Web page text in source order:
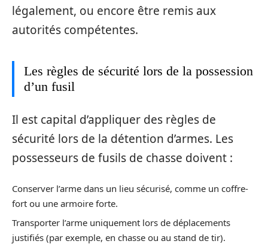
légalement, ou encore être remis aux
autorités compétentes.
Les règles de sécurité lors de la possession
d’un fusil
Il est capital d’appliquer des règles de
sécurité lors de la détention d’armes. Les
possesseurs de fusils de chasse doivent :
Conserver l’arme dans un lieu sécurisé, comme un coffre-
fort ou une armoire forte.
Transporter l’arme uniquement lors de déplacements
justifiés (par exemple, en chasse ou au stand de tir).